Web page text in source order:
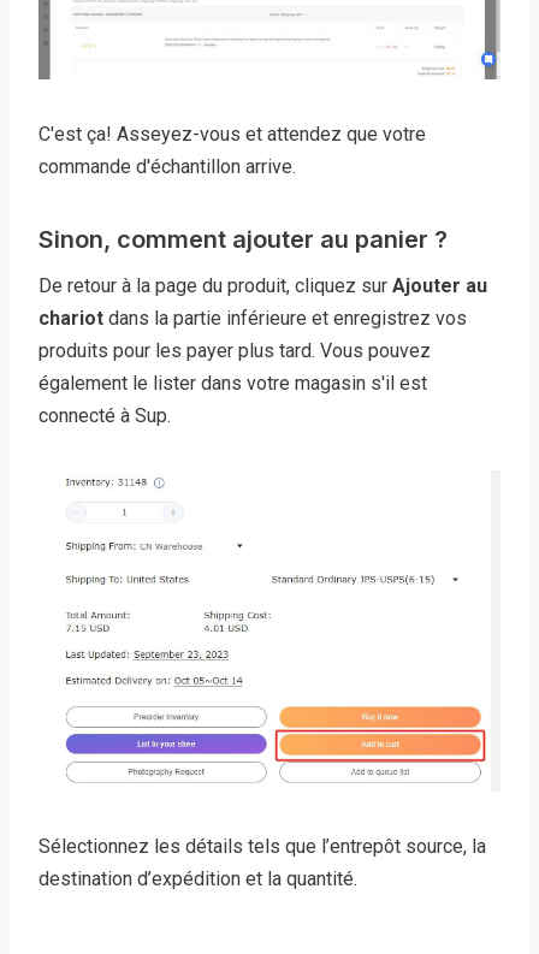
C'est ça! Asseyez-vous et attendez que votre
commande d'échantillon arrive.
Sinon, comment ajouter au panier ?
De retour à la page du produit, cliquez sur Ajouter au
chariot dans la partie inférieure et enregistrez vos
produits pour les payer plus tard. Vous pouvez
également le lister dans votre magasin s'il est
connecté à Sup.
Sélectionnez les détails tels que l’entrepôt source, la
destination d’expédition et la quantité.